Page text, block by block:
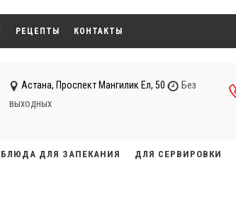
РЕЦЕПТЫ КОНТАКТЫ
Астана, ​Проспект Мангилик Ел, 50
Без
выходных
БЛЮДА ДЛЯ ЗАПЕКАНИЯ ДЛЯ СЕРВИРОВКИ